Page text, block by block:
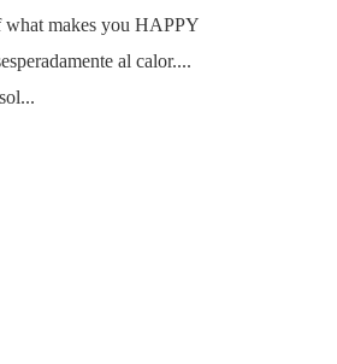
makes you HAPPY
al calor....